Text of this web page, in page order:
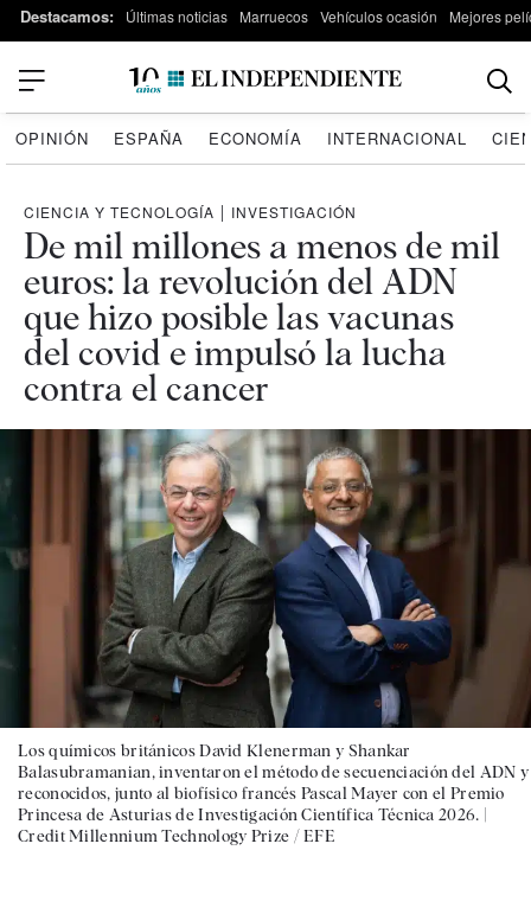
Destacamos: Últimas noticias Marruecos Vehículos ocasión Mejores
OPINIÓN ESPAÑA ECONOMÍA INTERNACIONAL
CIENCIA Y TECNOLOGÍA | INVESTIGACIÓN
De mil millones a menos de mil
euros: la revolución del ADN
que hizo posible las vacunas
del covid e impulsó la lucha
contra el cancer
Los químicos británicos David Klenerman y Shankar
Balasubramanian, inventaron el método de secuenciación del ADN y
reconocidos, junto al biofísico francés Pascal Mayer con el Premio
Princesa de Asturias de Investigación Científica Técnica 2026. |
Credit Millennium Technology Prize / EFE